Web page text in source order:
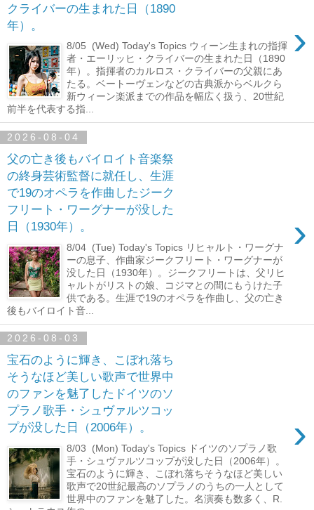
クライバーの生まれた日（1890
年）。
›
8/05 (Wed) Today's Topics ウィーン生まれの指揮
者・エーリッヒ・クライバーの生まれた日（1890
年）。指揮者のカルロス・クライバーの父親にあ
たる。ベートーヴェンなどの古典派からベルクら
新ウィーン楽派までの作品を幅広く扱う、20世紀
前半を代表する指...
2026-08-04
父の亡き後もバイロイト音楽祭
の終身芸術監督に就任し、生涯
で19のオペラを作曲したジーク
フリート・ワーグナーが没した
日（1930年）。
›
8/04 (Tue) Today's Topics リヒャルト・ワーグナ
ーの息子、作曲家ジークフリート・ワーグナーが
没した日（1930年）。ジークフリートは、父リヒ
ャルトがリストの娘、コジマとの間にもうけた子
供である。生涯で19のオペラを作曲し、父の亡き
後もバイロイト音...
2026-08-03
宝石のように輝き、こぼれ落ち
そうなほど美しい歌声で世界中
のファンを魅了したドイツのソ
プラノ歌手・シュヴァルツコッ
プが没した日（2006年）。
›
8/03 (Mon) Today's Topics ドイツのソプラノ歌
手・シュヴァルツコップが没した日（2006年）。
宝石のように輝き、こぼれ落ちそうなほど美しい
歌声で20世紀最高のソプラノのうちの一人として
世界中のファンを魅了した。名演奏も数多く、R.